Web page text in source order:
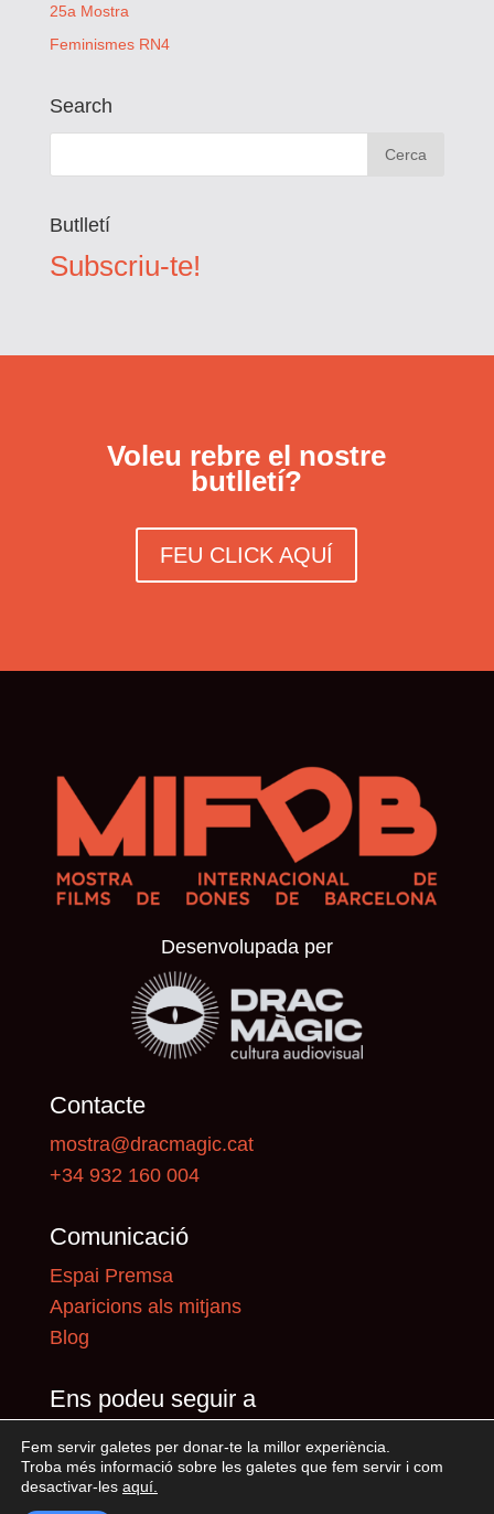
25a Mostra
Feminismes RN4
Search
Butlletí
Subscriu-te!
Voleu rebre el nostre
butlletí?
FEU CLICK AQUÍ
Desenvolupada per
Contacte
mostra@dracmagic.cat
+34 932 160 004
Comunicació
Espai Premsa
Aparicions als mitjans
Blog
Ens podeu seguir a
Fem servir galetes per donar-te la millor experiència.
Troba més informació sobre les galetes que fem servir i com
desactivar-les aquí